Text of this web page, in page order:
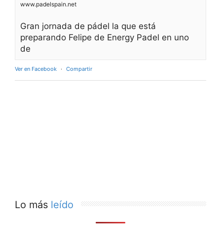
www.padelspain.net
Gran jornada de pádel la que está
preparando Felipe de Energy Padel en uno
de
Ver en Facebook · Compartir
Lo más leído